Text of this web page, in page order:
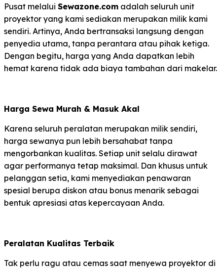
Pusat melalui Sewazone.com adalah seluruh unit
proyektor yang kami sediakan merupakan milik kami
sendiri. Artinya, Anda bertransaksi langsung dengan
penyedia utama, tanpa perantara atau pihak ketiga.
Dengan begitu, harga yang Anda dapatkan lebih
hemat karena tidak ada biaya tambahan dari makelar.
Harga Sewa Murah & Masuk Akal
Karena seluruh peralatan merupakan milik sendiri,
harga sewanya pun lebih bersahabat tanpa
mengorbankan kualitas. Setiap unit selalu dirawat
agar performanya tetap maksimal. Dan khusus untuk
pelanggan setia, kami menyediakan penawaran
spesial berupa diskon atau bonus menarik sebagai
bentuk apresiasi atas kepercayaan Anda.
Peralatan Kualitas Terbaik
Tak perlu ragu atau cemas saat menyewa proyektor di